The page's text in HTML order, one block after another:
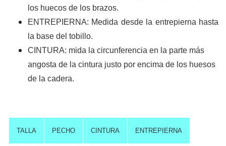
los huecos de los brazos.
ENTREPIERNA: Medida desde la entrepierna hasta
la base del tobillo.
CINTURA: mida la circunferencia en la parte más
angosta de la cintura justo por encima de los huesos
de la cadera.
TALLA PECHO CINTURA ENTREPIERNA